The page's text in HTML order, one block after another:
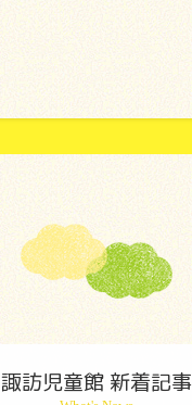
諏訪児童館 新着記事